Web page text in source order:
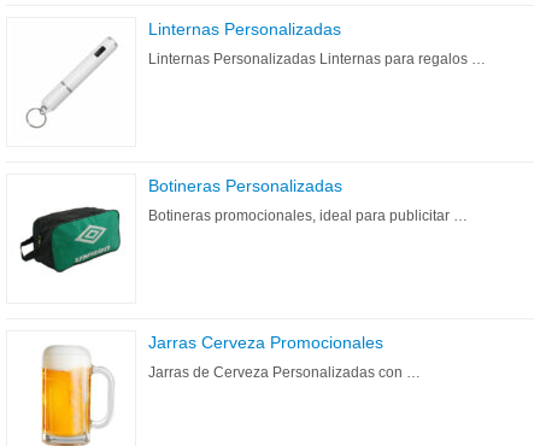
Linternas Personalizadas
Linternas Personalizadas Linternas para regalos …
Botineras Personalizadas
Botineras promocionales, ideal para publicitar …
Jarras Cerveza Promocionales
Jarras de Cerveza Personalizadas con …